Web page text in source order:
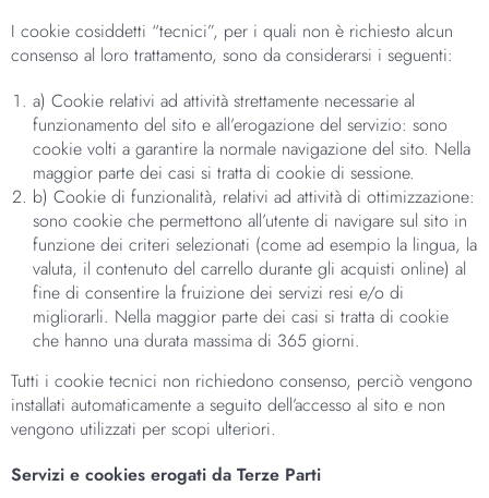
I cookie cosiddetti “tecnici”, per i quali non è richiesto alcun
consenso al loro trattamento, sono da considerarsi i seguenti:
a) Cookie relativi ad attività strettamente necessarie al
funzionamento del sito e all’erogazione del servizio: sono
cookie volti a garantire la normale navigazione del sito. Nella
maggior parte dei casi si tratta di cookie di sessione.
b) Cookie di funzionalità, relativi ad attività di ottimizzazione:
sono cookie che permettono all’utente di navigare sul sito in
funzione dei criteri selezionati (come ad esempio la lingua, la
valuta, il contenuto del carrello durante gli acquisti online) al
fine di consentire la fruizione dei servizi resi e/o di
migliorarli. Nella maggior parte dei casi si tratta di cookie
che hanno una durata massima di 365 giorni.
Tutti i cookie tecnici non richiedono consenso, perciò vengono
installati automaticamente a seguito dell’accesso al sito e non
vengono utilizzati per scopi ulteriori.
Servizi e cookies erogati da Terze Parti